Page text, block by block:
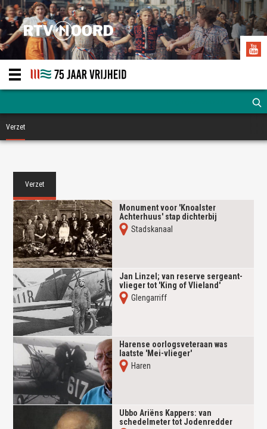
Verzet
Verzet
Monument voor 'Knoalster
Achterhuus' stap dichterbij
Stadskanaal
Jan Linzel; van reserve sergeant-
vlieger tot 'King of Vlieland'
Glengarriff
Harense oorlogsveteraan was
laatste 'Mei-vlieger'
Haren
Ubbo Ariëns Kappers: van
schedelmeter tot Jodenredder